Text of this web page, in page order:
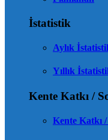
İstatistik
Aylık
Yıllık
Kente Katkı /
Kente Katkı